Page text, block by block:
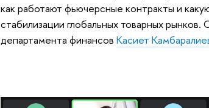
как работают фьючерсные контракты и
стабилизации глобальных товарных
департамента финансов Касиет